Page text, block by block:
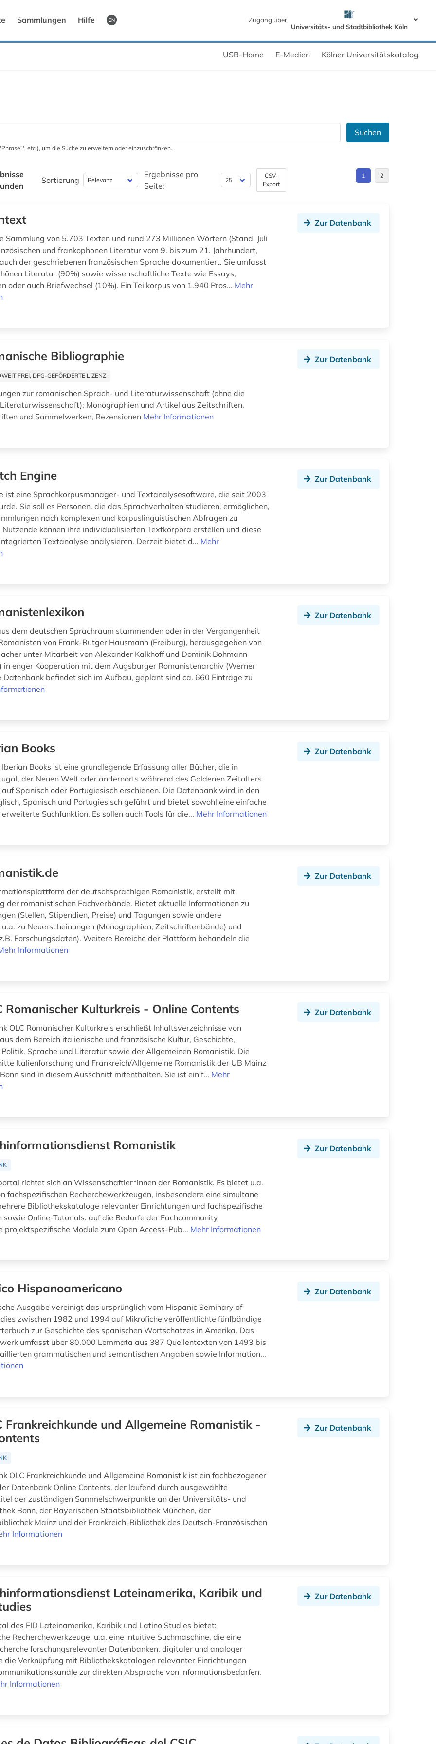
Sammlungen Hilfe EN
Zugang über
Universitäts- und Stadtbibliothek Köln
USB-Home E-Medien Kölner Universitätskatalog
Suchen
etc.), um die Suche zu erweitern oder einzuschränken.
Sortierung
Ergebnisse pro
Seite:
CSV-
Export
1 2
Sammlung von 5.703 Texten und rund 273 Millionen Wörtern (Stand: Juli
und frankophonen Literatur vom 9. bis zum 21. Jahrhundert,
der geschriebenen französischen Sprache dokumentiert. Sie umfasst
Literatur (90%) sowie wissenschaftliche Texte wie Essays,
oder auch Briefwechsel (10%). Ein Teilkorpus von 1.940 Pros... Mehr
Zur Datenbank
Bibliographie
FREI, DFG-GEFÖRDERTE LIZENZ
zur romanischen Sprach- und Literaturwissenschaft (ohne die
Monographien und Artikel aus Zeitschriften,
und Sammelwerken, Rezensionen Mehr Informationen
Zur Datenbank
Engine
ist eine Sprachkorpusmanager- und Textanalysesoftware, die seit 2003
Sie soll es Personen, die das Sprachverhalten studieren, ermöglichen,
nach komplexen und korpuslinguistischen Abfragen zu
Nutzende können ihre individualisierten Textkorpora erstellen und diese
Textanalyse analysieren. Derzeit bietet d... Mehr
Zur Datenbank
dem deutschen Sprachraum stammenden oder in der Vergangenheit
von Frank-Rutger Hausmann (Freiburg), herausgegeben von
unter Mitarbeit von Alexander Kalkhoff und Dominik Bohmann
in enger Kooperation mit dem Augsburger Romanistenarchiv (Werner
Datenbank befindet sich im Aufbau, geplant sind ca. 660 Einträge zu
Zur Datenbank
Books
Books ist eine grundlegende Erfassung aller Bücher, die in
der Neuen Welt oder andernorts während des Goldenen Zeitalters
Spanisch oder Portugiesisch erschienen. Die Datenbank wird in den
Spanisch und Portugiesisch geführt und bietet sowohl eine einfache
Suchfunktion. Es sollen auch Tools für die... Mehr Informationen
Zur Datenbank
der deutschsprachigen Romanistik, erstellt mit
der romanistischen Fachverbände. Bietet aktuelle Informationen zu
(Stellen, Stipendien, Preise) und Tagungen sowie andere
zu Neuerscheinungen (Monographien, Zeitschriftenbände) und
Forschungsdaten). Weitere Bereiche der Plattform behandeln die
Informationen
Zur Datenbank
Romanischer Kulturkreis - Online Contents
OLC Romanischer Kulturkreis erschließt Inhaltsverzeichnisse von
dem Bereich italienische und französische Kultur, Geschichte,
Sprache und Literatur sowie der Allgemeinen Romanistik. Die
Italienforschung und Frankreich/Allgemeine Romanistik der UB Mainz
sind in diesem Ausschnitt mitenthalten. Sie ist ein f... Mehr
Zur Datenbank
Romanistik
richtet sich an Wissenschaftler*innen der Romanistik. Es bietet u.a.
fachspezifischen Recherchewerkzeugen, insbesondere eine simultane
Bibliothekskataloge relevanter Einrichtungen und fachspezifische
sowie Online-Tutorials. auf die Bedarfe der Fachcommunity
projektspezifische Module zum Open Access-Pub... Mehr Informationen
Zur Datenbank
Hispanoamericano
Ausgabe vereinigt das ursprünglich vom Hispanic Seminary of
zwischen 1982 und 1994 auf Mikrofiche veröffentlichte fünfbändige
zur Geschichte des spanischen Wortschatzes in Amerika. Das
umfasst über 80.000 Lemmata aus 387 Quellentexten von 1493 bis
grammatischen und semantischen Angaben sowie Information...
Zur Datenbank
Frankreichkunde und Allgemeine Romanistik -
OLC Frankreichkunde und Allgemeine Romanistik ist ein fachbezogener
Datenbank Online Contents, der laufend durch ausgewählte
der zuständigen Sammelschwerpunkte an der Universitäts- und
Bonn, der Bayerischen Staatsbibliothek München, der
Mainz und der Frankreich-Bibliothek des Deutsch-Französischen
Informationen
Zur Datenbank
Lateinamerika, Karibik und
des FID Lateinamerika, Karibik und Latino Studies bietet:
Recherchewerkzeuge, u.a. eine intuitive Suchmaschine, die eine
forschungsrelevanter Datenbanken, digitaler und analoger
die Verknüpfung mit Bibliothekskatalogen relevanter Einrichtungen
zur direkten Absprache von Informationsbedarfen,
Informationen
Zur Datenbank